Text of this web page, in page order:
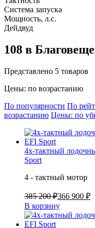
Система запуска
Мощность, л.с.
Дейдвуд
108 в
Представлено 5 товаров
Цены: по возрастанию
По популярности По
возрастанию Цены: по
4х-тактный
Sport
4 - тактный мотор
385 200 ₽366 900 ₽
В корзину